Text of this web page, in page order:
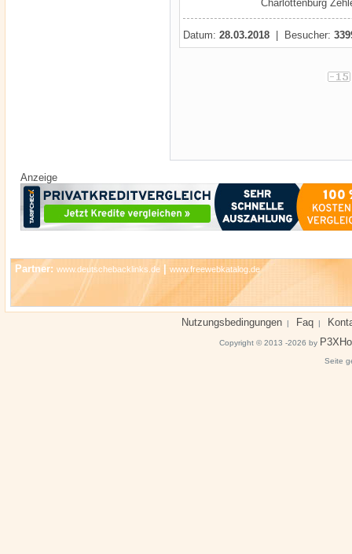
Charlottenburg
Datum: 28.03.2018 | Besucher:
Anzeige
Partner: www.deutschebacklinks.de www.freewebkatalog.de
Nutzungsbedingungen | Faq |
Copyright © 2013 -2026 by
Seite